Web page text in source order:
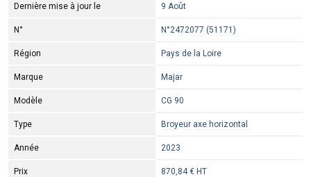
Dernière mise à jour le 9 Août
N° N°2472077 (51171)
Région Pays de la Loire
Marque Majar
Modèle CG 90
Type Broyeur axe horizontal
Année 2023
Prix 870,84 € HT